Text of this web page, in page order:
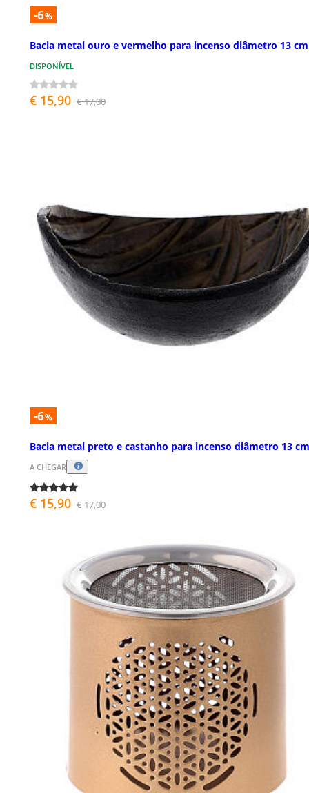
-6%
Bacia metal ouro e vermelho para incenso diâmetro 13 cm
DISPONÍVEL
€ 15,90 € 17,00
-6%
Bacia metal preto e castanho para incenso diâmetro 13 cm
A CHEGAR
€ 15,90 € 17,00